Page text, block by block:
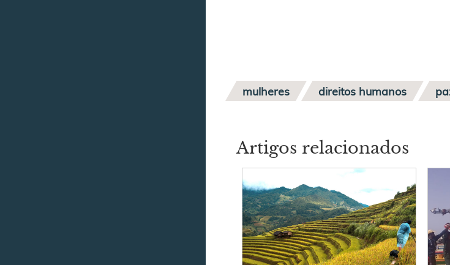
mulheres direitos humanos
Artigos relacionados